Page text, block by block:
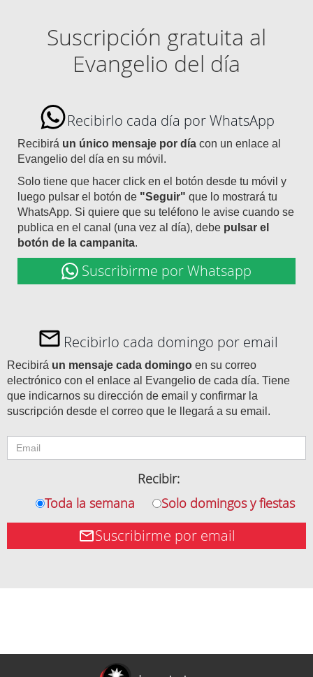
Suscripción gratuita al
Evangelio del día
Recibirlo cada día por WhatsApp
Recibirá un único mensaje por día con un enlace al
Evangelio del día en su móvil.
Solo tiene que hacer click en el botón desde tu móvil y
luego pulsar el botón de "Seguir" que lo mostrará tu
WhatsApp. Si quiere que su teléfono le avise cuando se
publica en el canal (una vez al día), debe pulsar el
botón de la campanita.
Suscribirme por Whatsapp
Recibirlo cada domingo por email
Recibirá un mensaje cada domingo en su correo
electrónico con el enlace al Evangelio de cada día. Tiene
que indicarnos su dirección de email y confirmar la
suscripción desde el correo que le llegará a su email.
Recibir:
Toda la semana
Solo domingos y fiestas
Suscribirme por email